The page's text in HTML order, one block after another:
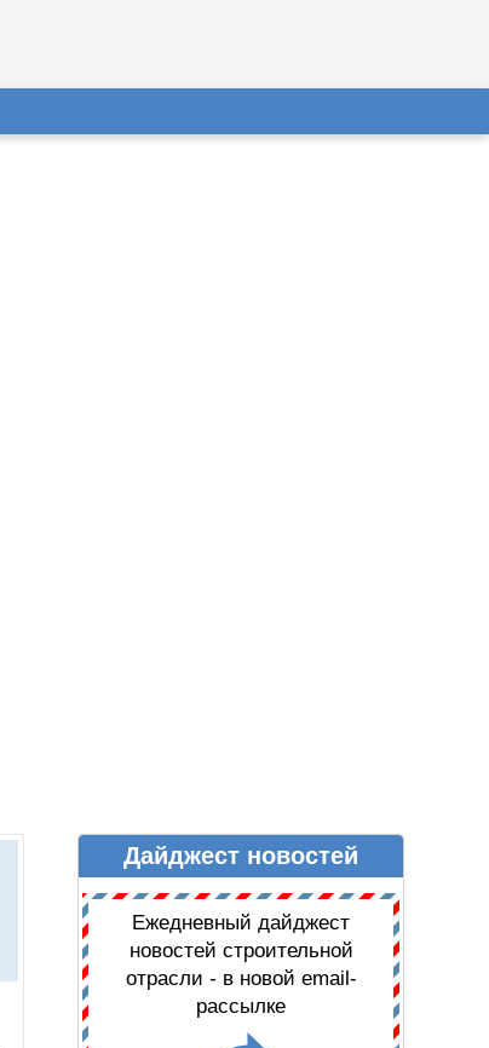
ДАЙДЖЕСТ НОВОСТЕЙДайджест новостей
Ежедневный дайджест
новостей строительной
отрасли - в новой email-
рассылке